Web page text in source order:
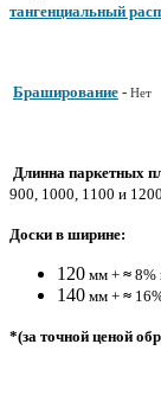
тангенциальный
Браширование - Нет
Длинна паркетных
900, 1000, 1100 и
Доски в ширине:
120 мм + ≈ 8%
140 мм + ≈
*(за точной ценой